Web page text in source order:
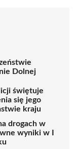
Dolnej
świętuje
się jego
kraju
drogach w
wyniki w I